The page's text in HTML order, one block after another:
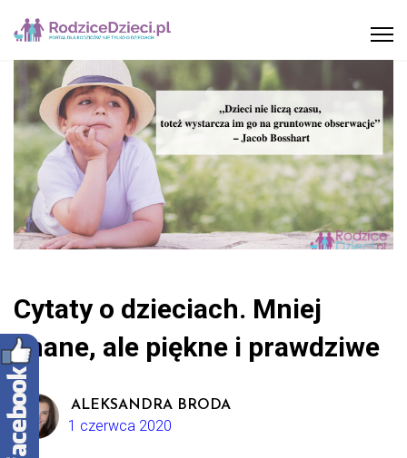
Cytaty o dzieciach. Mniej
znane, ale piękne i prawdziwe
ALEKSANDRA BRODA
1 czerwca 2020